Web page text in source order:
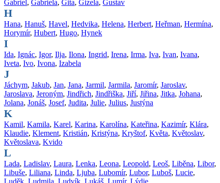
Gabriel, Gabriela, Gita, Gizela, Gustav
H
Hana, Hanuš, Havel, Hedvika, Helena, Herbert, Heřman, Hermína,
Horymír, Hubert, Hugo, Hynek
I
Ida, Ignác, Igor, Ilja, Ilona, Ingrid, Irena, Irma, Iva, Ivan, Ivana,
Iveta, Ivo, Ivona, Izabela
J
Jáchym, Jakub, Jan, Jana, Jarmil, Jarmila, Jaromír, Jaroslav,
Jaroslava, Jeroným, Jindřich, Jindřiška, Jiří, Jiřina, Jitka, Johana,
Jolana, Jonáš, Josef, Judita, Julie, Julius, Justýna
K
Kamil, Kamila, Karel, Karina, Karolína, Kateřina, Kazimír, Klára,
Klaudie, Klement, Kristián, Kristýna, Kryštof, Květa, Květoslav,
Květoslava, Kvido
L
Lada, Ladislav, Laura, Lenka, Leona, Leopold, Leoš, Liběna, Libor,
Libuše, Liliana, Linda, Ljuba, Lubomír, Lubor, Luboš, Lucie,